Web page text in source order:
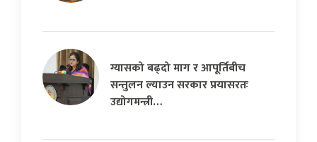
ग्यासको बढ्दो माग र आपूर्तिबीच
सन्तुलन ल्याउन सरकार प्रयासरतः
उद्योगमन्त्री…